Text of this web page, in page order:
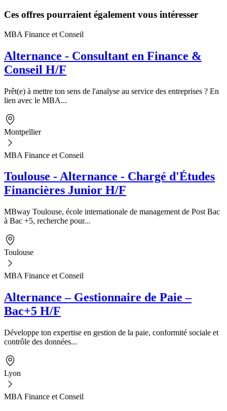
Ces offres pourraient également vous intéresser
MBA Finance et Conseil
Alternance - Consultant en Finance &
Conseil H/F
Prêt(e) à mettre ton sens de l'analyse au service des entreprises ? En
lien avec le MBA...
Montpellier
MBA Finance et Conseil
Toulouse - Alternance - Chargé d'Études
Financières Junior H/F
MBway Toulouse, école internationale de management de Post Bac
à Bac +5, recherche pour...
Toulouse
MBA Finance et Conseil
Alternance – Gestionnaire de Paie –
Bac+5 H/F
Développe ton expertise en gestion de la paie, conformité sociale et
contrôle des données...
Lyon
MBA Finance et Conseil